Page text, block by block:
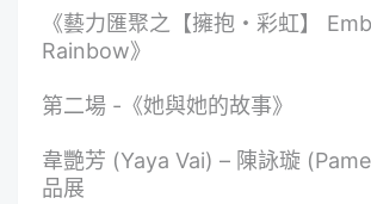
《藝力匯聚之【擁抱・彩虹】
Rainbow》
第二場 -《她與她的故事》
韋艷芳 (Yaya Vai) – 陳詠璇
品展